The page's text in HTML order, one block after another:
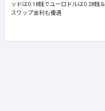
ッドは0.18銭でユーロドルは0.28銭＆
スワップ金利も優遇